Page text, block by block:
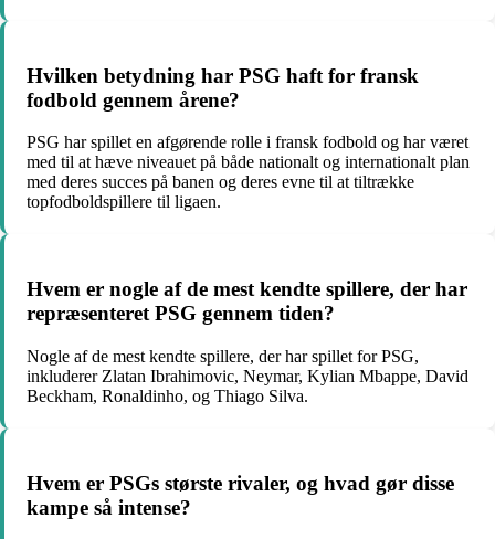
Hvilken betydning har PSG haft for fransk
fodbold gennem årene?
PSG har spillet en afgørende rolle i fransk fodbold og har været
med til at hæve niveauet på både nationalt og internationalt plan
med deres succes på banen og deres evne til at tiltrække
topfodboldspillere til ligaen.
Hvem er nogle af de mest kendte spillere, der har
repræsenteret PSG gennem tiden?
Nogle af de mest kendte spillere, der har spillet for PSG,
inkluderer Zlatan Ibrahimovic, Neymar, Kylian Mbappe, David
Beckham, Ronaldinho, og Thiago Silva.
Hvem er PSGs største rivaler, og hvad gør disse
kampe så intense?